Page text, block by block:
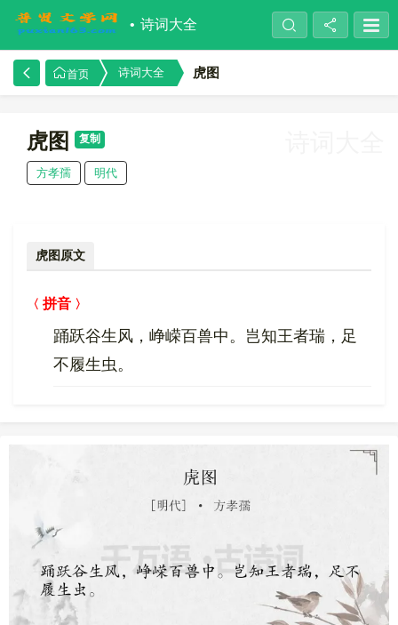
诗词大全
首页 诗词大全 虎图
虎图 复制
方孝孺 明代
虎图原文
拼音
踊跃谷生风，峥嵘百兽中。岂知王者瑞，足
不履生虫。